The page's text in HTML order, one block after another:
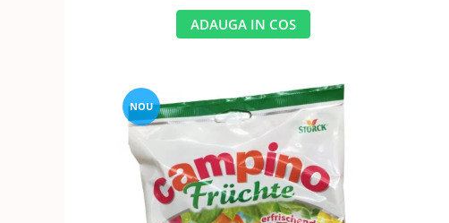
ADAUGA IN COS
NOU